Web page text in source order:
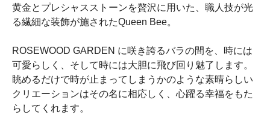
黄金とプレシャスストーンを贅沢に用いた、職人技が光
る繊細な装飾が施されたQueen Bee。
ROSEWOOD GARDEN に咲き誇るバラの間を、時には
可愛らしく、そして時には大胆に飛び回り魅了します。
眺めるだけで時が止まってしまうかのような素晴らしい
クリエーションはその名に相応しく、心躍る幸福をもた
らしてくれます。